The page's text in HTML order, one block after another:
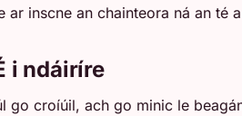
ar inscne an chainteora ná an té
i ndáiríre
go croíúil, ach go minic le